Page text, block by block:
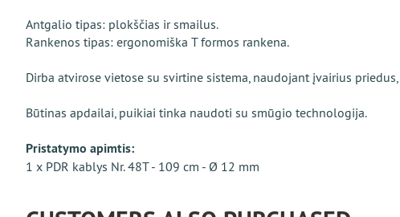
Antgalio tipas: plokščias ir smailus.
Rankenos tipas: ergonomiška T formos rankena.
Dirba atvirose vietose su svirtine sistema, naudojant įvairius
Būtinas apdailai, puikiai tinka naudoti su smūgio technologija.
Pristatymo apimtis:
1 x PDR kablys Nr. 48T - 109 cm - Ø 12 mm